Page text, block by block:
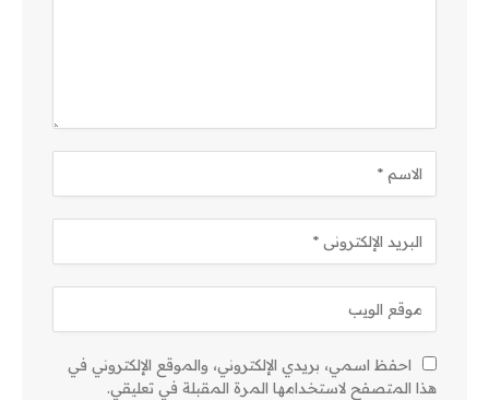
احفظ اسمي، بريدي الإلكتروني، والموقع الإلكتروني في
هذا المتصفح لاستخدامها المرة المقبلة في تعليقي.